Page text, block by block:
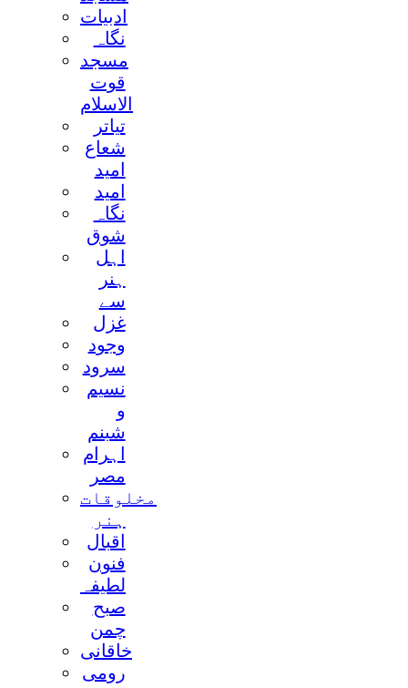
ادبيات
نگاہ
مسجد
قوت
الاسلام
تياتر
شعاع
اميد
اميد
نگاہ
شوق
اہل
ہنر
سے
غزل
وجود
سرود
نسيم
و
شبنم
اہرام
مصر
مخلوقات
ہنر
اقبال
فنون
لطيفہ
صبح
چمن
خاقانی
رومی